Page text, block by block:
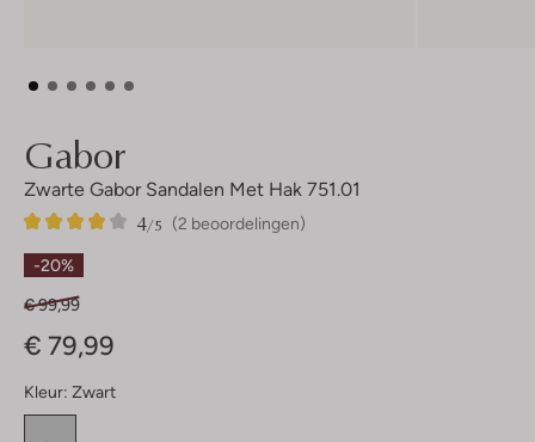
Gabor
Zwarte Gabor Sandalen Met Hak 751.01
(2 beoordelingen)
4/5
2
4
Sterren
-20%
€ 99,99
€ 79,99
Kleur: Zwart